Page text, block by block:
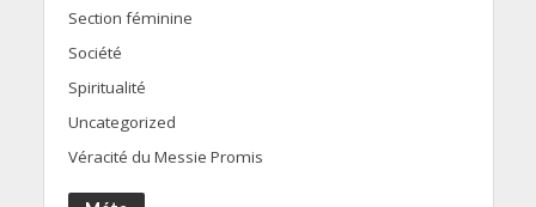
Section féminine
Société
Spiritualité
Uncategorized
Véracité du Messie Promis